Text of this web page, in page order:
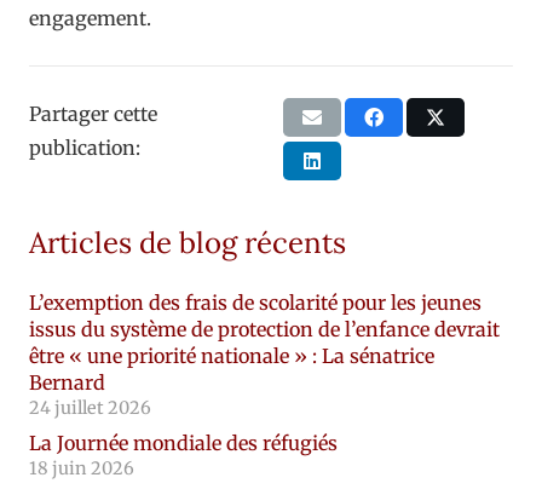
engagement.
Partager cette
publication:
Articles de blog récents
L’exemption des frais de scolarité pour les jeunes
issus du système de protection de l’enfance devrait
être « une priorité nationale » : La sénatrice
Bernard
24 juillet 2026
La Journée mondiale des réfugiés
18 juin 2026